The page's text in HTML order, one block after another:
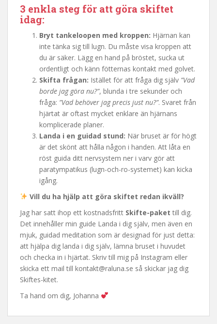
3 enkla steg för att göra skiftet
idag:
Bryt tankeloopen med kroppen: Hjärnan kan
inte tänka sig till lugn. Du måste visa kroppen att
du är säker. Lägg en hand på bröstet, sucka ut
ordentligt och känn fötternas kontakt med golvet.
Skifta frågan: Istället för att fråga dig själv ”Vad
borde jag göra nu?”, blunda i tre sekunder och
fråga: ”Vad behöver jag precis just nu?”. Svaret från
hjärtat är oftast mycket enklare än hjärnans
komplicerade planer.
Landa i en guidad stund: När bruset är för högt
är det skönt att hålla någon i handen. Att låta en
röst guida ditt nervsystem ner i varv gör att
paratympatikus (lugn-och-ro-systemet) kan kicka
igång.
Vill du ha hjälp att göra skiftet redan ikväll?
Jag har satt ihop ett kostnadsfritt Skifte-paket till dig.
Det innehåller min guide Landa i dig själv, men även en
mjuk, guidad meditation som är designad för just detta:
att hjälpa dig landa i dig själv, lämna bruset i huvudet
och checka in i hjärtat. Skriv till mig på Instagram eller
skicka ett mail till kontakt@raluna.se så skickar jag dig
Skiftes-kitet.
Ta hand om dig, Johanna